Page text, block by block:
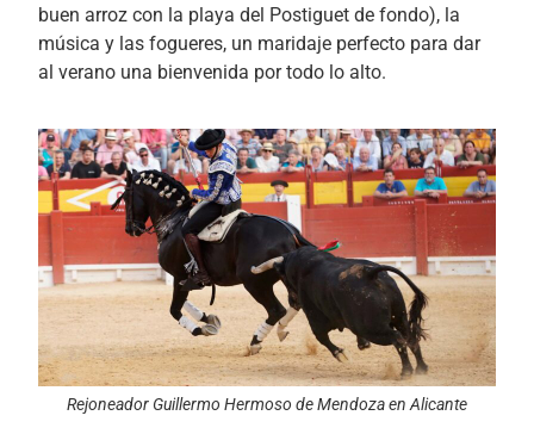
buen arroz con la playa del Postiguet de fondo), la
música y las fogueres, un maridaje perfecto para dar
al verano una bienvenida por todo lo alto.
Rejoneador Guillermo Hermoso de Mendoza en Alicante